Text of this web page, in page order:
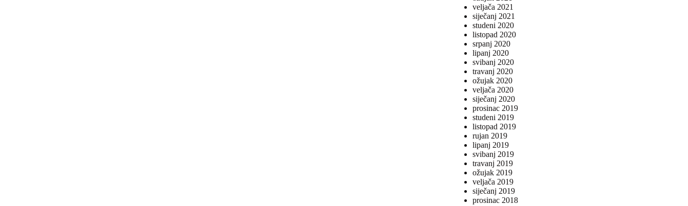
veljača 2021
siječanj 2021
studeni 2020
listopad 2020
srpanj 2020
lipanj 2020
svibanj 2020
travanj 2020
ožujak 2020
veljača 2020
siječanj 2020
prosinac 2019
studeni 2019
listopad 2019
rujan 2019
lipanj 2019
svibanj 2019
travanj 2019
ožujak 2019
veljača 2019
siječanj 2019
prosinac 2018